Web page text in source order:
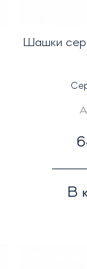
Шашки
В